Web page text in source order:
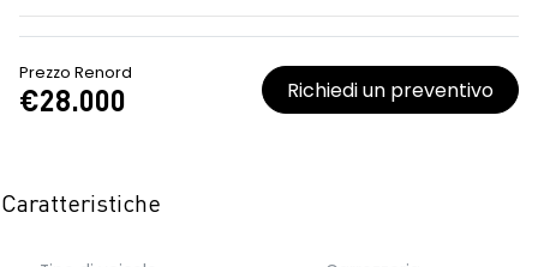
Prezzo Renord
€28.000 Richiedi un preventivo
Caratteristiche